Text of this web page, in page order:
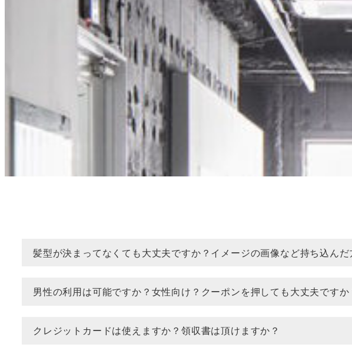
髪型が決まってなくても大丈夫ですか？イメージの画像など持ち込んだ
男性の利用は可能ですか？女性向け？クーポンを押しても大丈夫ですか
クレジットカードは使えますか？領収書は頂けますか？